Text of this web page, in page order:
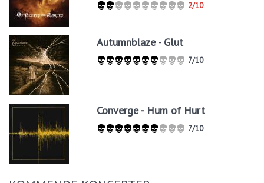
2/10
Autumnblaze - Glut
7/10
Converge - Hum of Hurt
7/10